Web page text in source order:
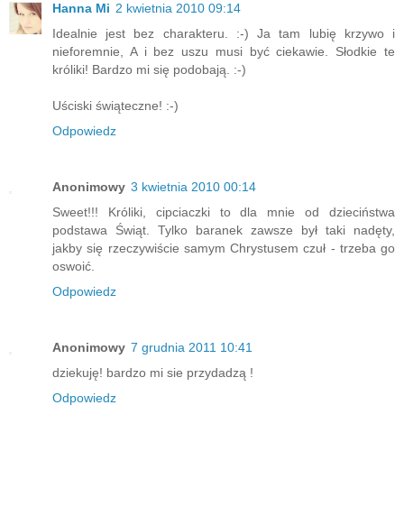
Hanna Mi 2 kwietnia 2010 09:14
Idealnie jest bez charakteru. :-) Ja tam lubię krzywo i
nieforemnie, A i bez uszu musi być ciekawie. Słodkie te
króliki! Bardzo mi się podobają. :-)
Uściski świąteczne! :-)
Odpowiedz
Anonimowy 3 kwietnia 2010 00:14
Sweet!!! Króliki, cipciaczki to dla mnie od dzieciństwa
podstawa Świąt. Tylko baranek zawsze był taki nadęty,
jakby się rzeczywiście samym Chrystusem czuł - trzeba go
oswoić.
Odpowiedz
Anonimowy 7 grudnia 2011 10:41
dziekuję! bardzo mi sie przydadzą !
Odpowiedz